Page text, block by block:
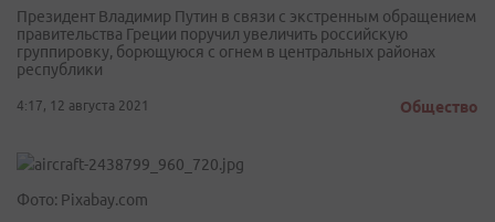
Президент Владимир Путин в связи с экстренным обращением
правительства Греции поручил увеличить российскую
группировку, борющуюся с огнем в центральных районах
республики
4:17, 12 августа 2021 Общество
Фото: Pixabay.com